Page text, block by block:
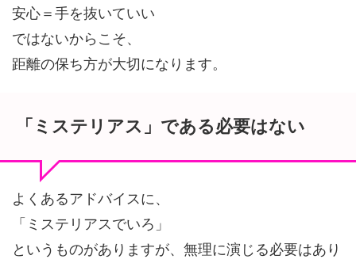
安心＝手を抜いていい
ではないからこそ、
距離の保ち方が大切になります。
「ミステリアス」である必要はない
よくあるアドバイスに、
「ミステリアスでいろ」
というものがありますが、無理に演じる必要はあり